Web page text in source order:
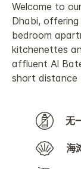
Welcome to
Dhabi,
bedroom
kitchenettes
affluent Al
short distance